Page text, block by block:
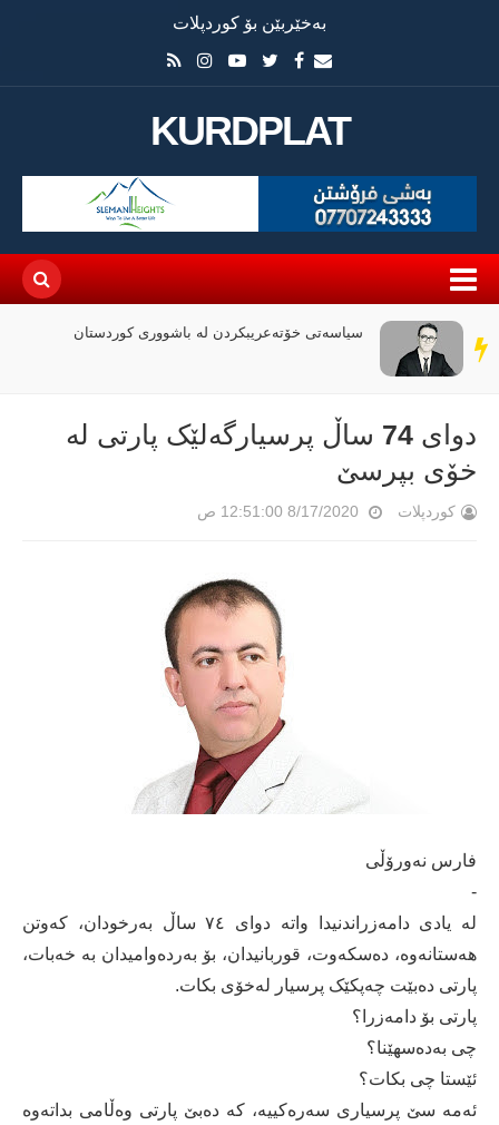
بەخێربێن بۆ کوردپلات
KURDPLAT
سەر
دێڕ
سیاسەتی خۆتەعریبکردن لە باشووری کوردستان
دوای 74 ساڵ پرسیارگەلێک پارتی لە
خۆی بپرسێ
کوردپلات 8/17/2020 12:51:00 ص
فارس نەورۆڵی
-
لە یادی دامەزراندنیدا واتە دوای ٧٤ ساڵ بەرخودان، کەوتن
ھەستانەوە، دەسکەوت، قوربانیدان، بۆ بەردەوامیدان بە خەبات،
پارتی دەبێت چەپکێک پرسیار لەخۆی بکات.
پارتی بۆ دامەزرا؟
چی بەدەسھێنا؟
ئێستا چی بکات؟
ئەمە سێ پرسیاری سەرەکییە، کە دەبێ پارتی وەڵامی بداتەوە